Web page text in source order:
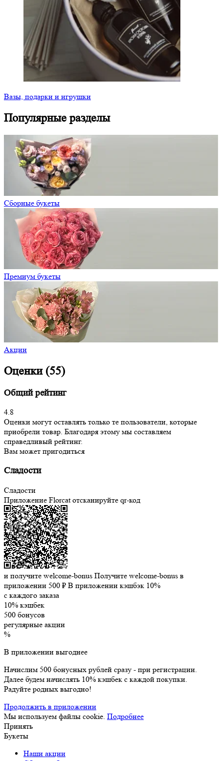
Вазы, подарки и игрушки
Популярные разделы
Сборные букеты
Премиум букеты
Акции
Оценки (55)
Общий рейтинг
4.8
Оценки могут оставлять только те пользователи, которые
приобрели товар. Благодаря этому мы составляем
справедливый рейтинг.
Вам может пригодиться
Сладости
Сладости
Приложение Florcat отсканируйте qr-код
и получите welcome-bonus Получите welcome-bonus в
приложении 500 ₽ В приложении кэшбэк 10%
с каждого заказа
10% кэшбек
500 бонусов
регулярные акции
%
В приложении выгоднее
Начислим 500 бонусных рублей сразу - при регистрации.
Далее будем начислять 10% кэшбек с каждой покупки.
Радуйте родных выгодно!
Продолжить в приложении
Мы используем файлы cookie. Подробнее
Принять
Букеты
Наши акции